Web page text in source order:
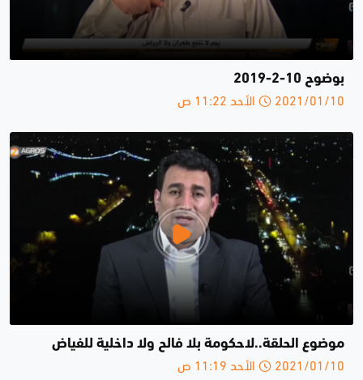
بوضوح 10-2-2019
2021/01/10 الأحد 11:22 ص
موضوع الحلقة..لاحكومة بلا فالح ولا داخلية للفياض
2021/01/10 الأحد 11:19 ص